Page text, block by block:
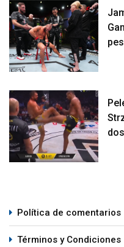
Política de comentarios
Términos y Condiciones